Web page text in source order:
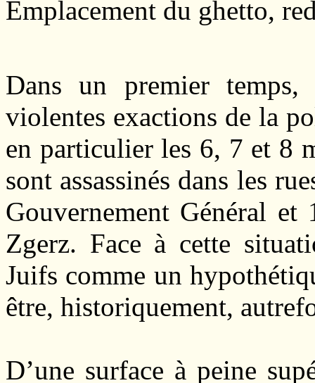
Emplacement du ghetto,
Dans un premier
violentes exactions de la
en particulier les 6, 7 et 8
sont assassinés dans les
Gouvernement Général
Zgerz. Face à cette
Juifs comme un
être, historiquement,
D’une surface à peine